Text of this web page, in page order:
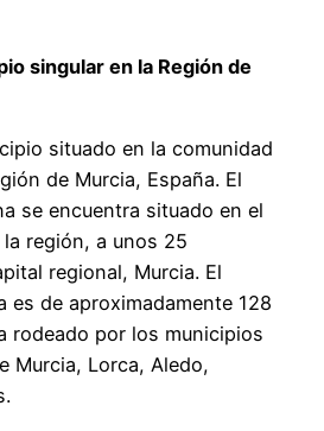
singular en la Región de
situado en la comunidad
de Murcia, España. El
se encuentra situado en el
región, a unos 25
regional, Murcia. El
es de aproximadamente 128
rodeado por los municipios
Murcia, Lorca, Aledo,